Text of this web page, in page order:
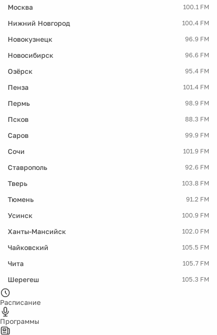
Москва 100.1 FM
Нижний Новгород 100.4 FM
Новокузнецк 96.9 FM
Новосибирск 96.6 FM
Озёрск 95.4 FM
Пенза 101.4 FM
Пермь 98.9 FM
Псков 88.3 FM
Саров 99.9 FM
Сочи 101.9 FM
Ставрополь 92.6 FM
Тверь 103.8 FM
Тюмень 91.2 FM
Усинск 100.9 FM
Ханты-Мансийск 102.0 FM
Чайковский 105.5 FM
Чита 105.7 FM
Шерегеш 105.3 FM
Расписание
Программы